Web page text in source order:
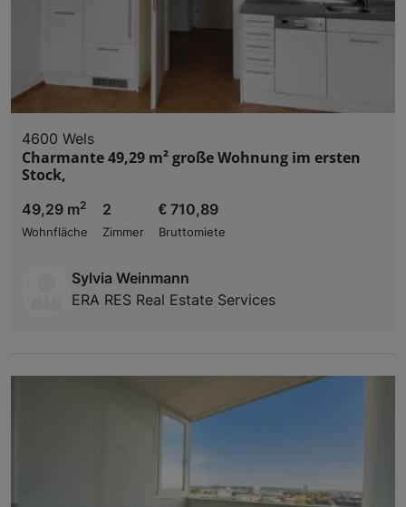
4600 Wels
Charmante 49,29 m² große Wohnung im ersten
Stock,
49,29 m2
Wohnfläche
2
Zimmer
€ 710,89
Bruttomiete
Sylvia Weinmann
ERA RES Real Estate Services